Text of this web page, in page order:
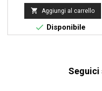
 Aggiungi al carrello
 Disponibile
Seguici